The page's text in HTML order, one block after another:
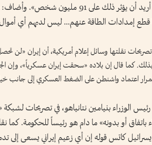
إلى اتفاق، لأنني لا أريد أن يؤثر ⁠ذلك
قطع إمدادات الطاقة عنهم... ليس لديهم ⁠أي
نقلتها وسائل إعلام أمريكية، أن إيران «لن
كما قال إن بلاده «سحقت إيران عسكرياً»، وإن
اعتماد واشنطن على الضغط العسكري إلى جانب
الوزراء بنيامين نتانياهو، في تصريحات
باتفاق أو بدونه» ما دام هو رئيساً للحكومة. كما
يسرائيل كاتس قوله إن أي زعيم إيراني يسعى إلى